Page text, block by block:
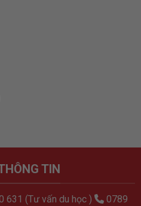
TIN
631 (Tư vấn du học )
0789